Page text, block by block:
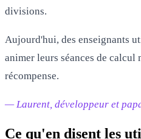
divisions.
Aujourd'hui, des enseignants
animer leurs séances de calcul
récompense.
— Laurent, développeur et
Ce qu'en disent les